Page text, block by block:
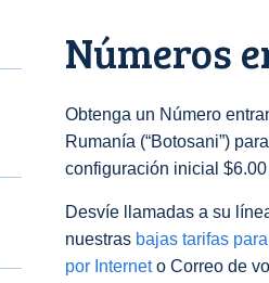
Números
Obtenga un Número
Rumanía (“Botosani”)
configuración inicial
Desvíe llamadas a su
nuestras bajas tarifas
por Interneto Correo de